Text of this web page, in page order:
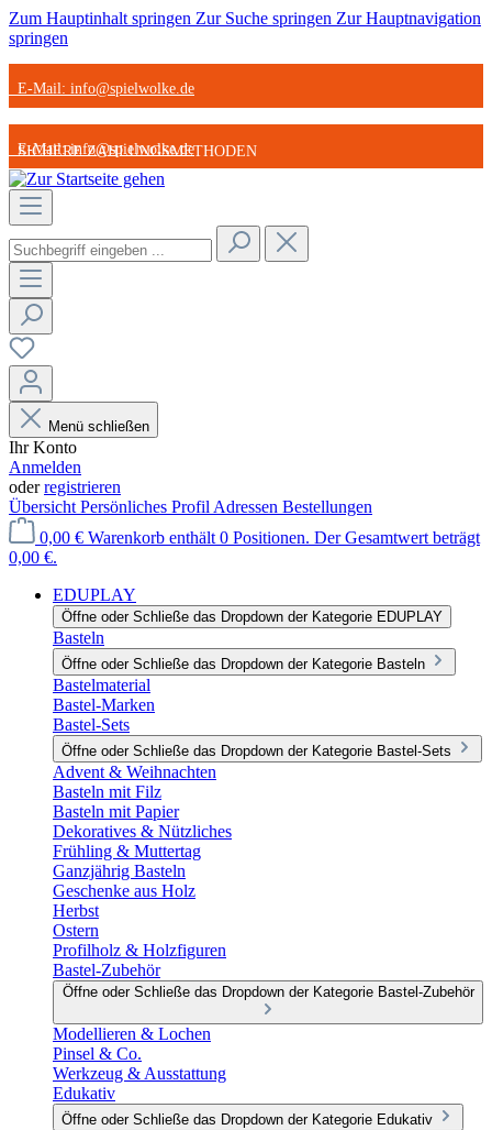
Zum Hauptinhalt springen Zur Suche springen Zur Hauptnavigation
springen
E-Mail: info@spielwolke.de
SICHERE ZAHLUNGSMETHODEN
STARK REDUZIERTE ARTIKEL
GÜNSTIGER VERSAND
E-Mail: info@spielwolke.de
SICHERE ZAHLUNGSMETHODEN
STARK REDUZIERTE ARTIKEL
GÜNSTIGER VERSAND
Menü schließen
Ihr Konto
Anmelden
oderregistrieren
Übersicht Persönliches Profil Adressen Bestellungen
0,00 € Warenkorb enthält 0 Positionen. Der Gesamtwert beträgt
0,00 €.
EDUPLAY
Öffne oder Schließe das Dropdown der Kategorie EDUPLAY
Basteln
Öffne oder Schließe das Dropdown der Kategorie Basteln
Bastelmaterial
Bastel-Marken
Bastel-Sets
Öffne oder Schließe das Dropdown der Kategorie Bastel-Sets
Advent & Weihnachten
Basteln mit Filz
Basteln mit Papier
Dekoratives & Nützliches
Frühling & Muttertag
Ganzjährig Basteln
Geschenke aus Holz
Herbst
Ostern
Profilholz & Holzfiguren
Bastel-Zubehör
Öffne oder Schließe das Dropdown der Kategorie Bastel-Zubehör
Modellieren & Lochen
Pinsel & Co.
Werkzeug & Ausstattung
Edukativ
Öffne oder Schließe das Dropdown der Kategorie Edukativ